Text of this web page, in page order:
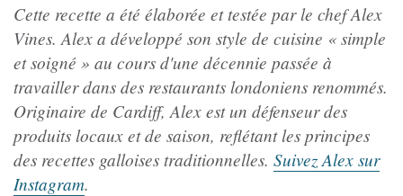
Cette recette a été élaborée et testée par le chef Alex
Vines. Alex a développé son style de cuisine « simple
et soigné » au cours d'une décennie passée à
travailler dans des restaurants londoniens renommés.
Originaire de Cardiff, Alex est un défenseur des
produits locaux et de saison, reflétant les principes
des recettes galloises traditionnelles. Suivez Alex sur
Instagram.